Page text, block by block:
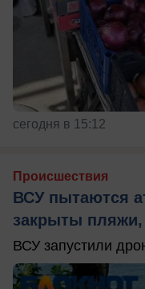
сегодня в 15:12
Происшествия
ВСУ пытаются
закрыты
ВСУ запустили